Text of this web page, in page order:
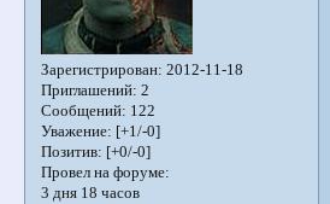
Зарегистрирован: 2012-11-18
Приглашений: 2
Сообщений: 122
Уважение: [+1/-0]
Позитив: [+0/-0]
Провел на форуме:
3 дня 18 часов